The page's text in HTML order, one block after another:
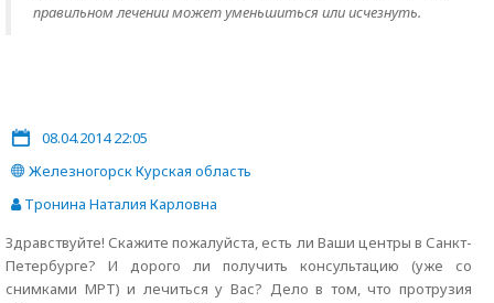
правильном лечении может уменьшиться или исчезнуть.
08.04.2014 22:05
Железногорск Курская область
Тронина Наталия Карловна
Здравствуйте! Скажите пожалуйста, есть ли Ваши центры в Санкт-
Петербурге? И дорого ли получить консультацию (уже со
снимками МРТ) и лечиться у Вас? Дело в том, что протрузия